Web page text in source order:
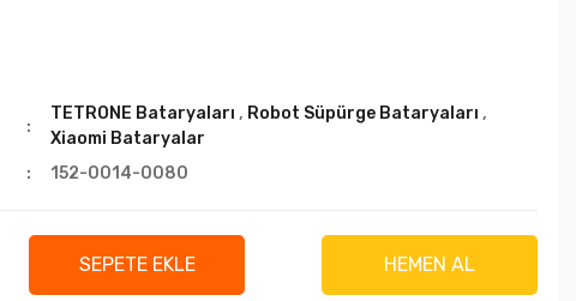
TETRONE Bataryaları, Robot Süpürge Bataryaları ,
Xiaomi Bataryalar
152-0014-0080
SEPETE EKLE HEMEN AL